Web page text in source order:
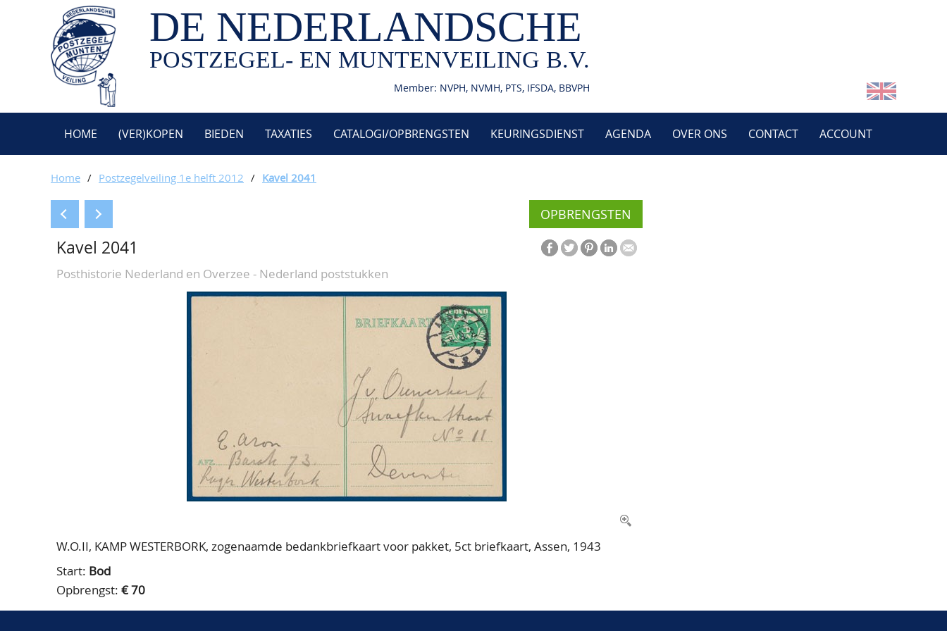
DE NEDERLANDSCHE
POSTZEGEL- EN MUNTENVEILING B.V.
Member: NVPH, NVMH, PTS, IFSDA, BBVPH
HOME (VER)KOPEN BIEDEN TAXATIES CATALOGI/OPBRENGSTEN KEURINGSDIENST AGENDA OVER ONS CONTACT ACCOUNT
Home / Postzegelveiling 1e helft 2012 / Kavel 2041
OPBRENGSTEN
Kavel 2041
Posthistorie Nederland en Overzee - Nederland poststukken
W.O.II, KAMP WESTERBORK, zogenaamde bedankbriefkaart voor pakket, 5ct briefkaart, Assen, 1943
Start: Bod
Opbrengst: € 70